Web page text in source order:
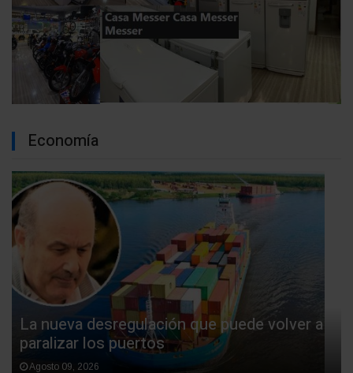
Economía
La nueva desregulación que puede volver a
paralizar los puertos
Agosto 09, 2026